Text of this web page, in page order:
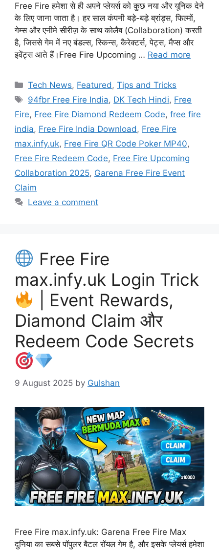
Free Fire हमेशा से ही अपने प्लेयर्स को कुछ नया और यूनिक देने
के लिए जाना जाता है। हर साल कंपनी बड़े-बड़े ब्रांड्स, फिल्मों,
गेम्स और एनीमे सीरीज़ के साथ कोलैब (Collaboration) करती
है, जिससे गेम में नए बंडल्स, स्किन्स, कैरेक्टर्स, पेट्स, मैप्स और
इवेंट्स आते हैं।Free Fire Upcoming … Read more
Categories
Tech News, Featured ,Tips and Tricks
Tags
94fbr Free Fire India, DK Tech Hindi, Free
Fire, Free Fire Diamond Redeem Code, free fire
india, Free Fire India Download , Free Fire
max.infy.uk, Free Fire QR Code Poker MP40,
Free Fire Redeem Code, Free Fire Upcoming
Collaboration 2025, Garena Free Fire Event
Claim
Leave a comment
Free Fire
max.infy.uk Login Trick
| Event Rewards,
Diamond Claim और
Redeem Code Secrets
9 August 2025 by Gulshan
Free Fire max.infy.uk: Garena Free Fire Max
दुनिया का सबसे पॉपुलर बैटल रॉयल गेम है, और इसके प्लेयर्स हमेशा